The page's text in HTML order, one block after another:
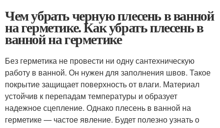
Чем убрать черную плесень в ванной
на герметике. Как убрать плесень в
ванной на герметике
Без герметика не провести ни одну сантехническую
работу в ванной. Он нужен для заполнения швов. Такое
покрытие защищает поверхность от влаги. Материал
устойчив к перепадам температуры и образует
надежное сцепление. Однако плесень в ванной на
герметике — частое явление. Будет полезно узнать о